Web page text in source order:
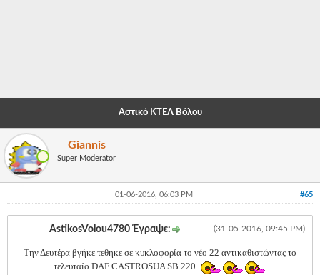
-
-
-
-
-
Αστικό ΚΤΕΛ Βόλου
Giannis
Super Moderator
#65
01-06-2016, 06:03 PM
(31-05-2016, 09:45 PM)
AstikosVolou4780 Έγραψε:
Την Δευτέρα βγήκε τεθηκε σε κυκλοφορία το νέο 22 αντικαθιστώντας το
τελευταίο DAF CASTROSUA SB 220.